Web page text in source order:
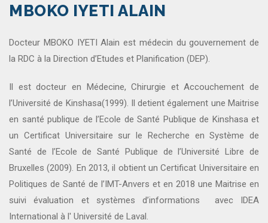
MBOKO IYETI ALAIN
Docteur MBOKO IYETI Alain est médecin du gouvernement de
la RDC à la Direction d’Etudes et Planification (DEP).
Il est docteur en Médecine, Chirurgie et Accouchement de
l’Université de Kinshasa(1999). Il detient également une Maitrise
en santé publique de l’Ecole de Santé Publique de Kinshasa et
un Certificat Universitaire sur le Recherche en Système de
Santé de l’Ecole de Santé Publique de l’Université Libre de
Bruxelles (2009). En 2013, il obtient un Certificat Universitaire en
Politiques de Santé de l’IMT-Anvers et en 2018 une Maitrise en
suivi évaluation et systèmes d’informations avec IDEA
International à l' Université de Laval.